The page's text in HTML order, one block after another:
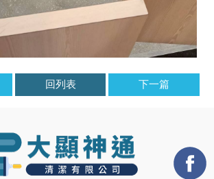
回列表 下一篇